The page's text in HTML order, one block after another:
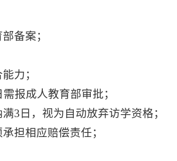
备案；
力；
需报成人教育部审批；
满3日，视为自动放弃访学资格；
担相应赔偿责任；